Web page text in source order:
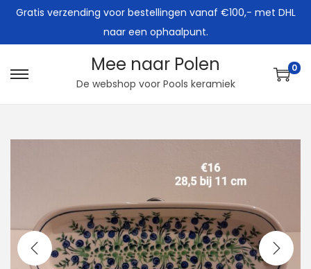
Gratis verzending voor bestellingen vanaf €100,- met DHL
naar een ophaalpunt.
G
a
n
a
v
i
G
a
d
e
i
n
Mee naar Polen
De webshop voor Pools keramiek
0